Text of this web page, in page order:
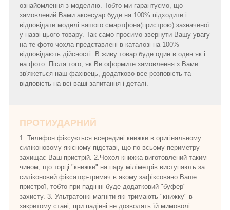
ознайомлення з моделлю. Тобто ми гарантуємо, що
замовлений Вами аксесуар буде на 100% підходити і
відповідати моделі вашого смартфона(пристрою) зазначеної
у назві цього товару. Так само просимо звернути Вашу увагу
на те фото чохла представлені в каталозі на 100%
відповідають дійсності. В живу товар буде один в один як і
на фото. Після того, як Ви оформите замовлення з Вами
зв'яжеться наш фахівець, додатково все розповість та
відповість на всі ваші запитання і деталі.
ПРОТИУДАРНИЙ
1. Телефон фіксується всередині книжки в оригінальному
силіконовому якісному підставі, що по всьому периметру
захищає Ваш пристрій. 2.Чохол книжка виготовлений таким
чином, що торці "книжки" на пару міліметрів виступають за
силіконовий фіксатор-тримач в якому зафіксовано Ваше
пристрої, тобто при падінні буде додатковий "буфер"
захисту. 3. Ультратонкі магніти які тримають "книжку" в
закритому стані, при падінні не дозволять їй мимоволі